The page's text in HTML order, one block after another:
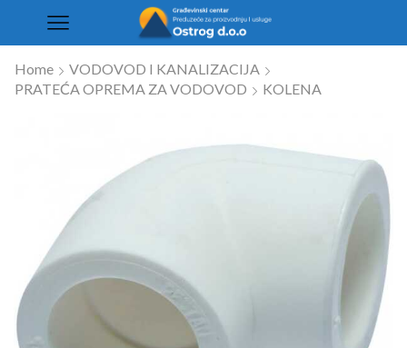
Home
VODOVOD I KANALIZACIJA
PRATEĆA OPREMA ZA VODOVOD
KOLENA